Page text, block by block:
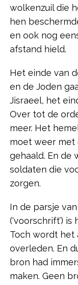
wolkenzuil die
hen
en ook nog
afstand hield.
Het einde van
en de Joden
Jisraeel, het
Over tot de
meer. Het
moet weer met
gehaald. En de
soldaten die
zorgen.
In de parsje
(‘voorschrift’)
Toch wordt het
overleden. En
bron had
maken. Geen